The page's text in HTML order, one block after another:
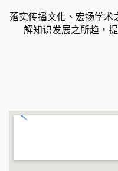
落实传播文化、宏扬学术
解知识发展之所趋，